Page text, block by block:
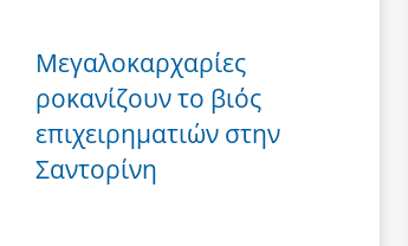
Μεγαλοκαρχαρίες
ροκανίζουν το βιός
επιχειρηματιών στην
Σαντορίνη